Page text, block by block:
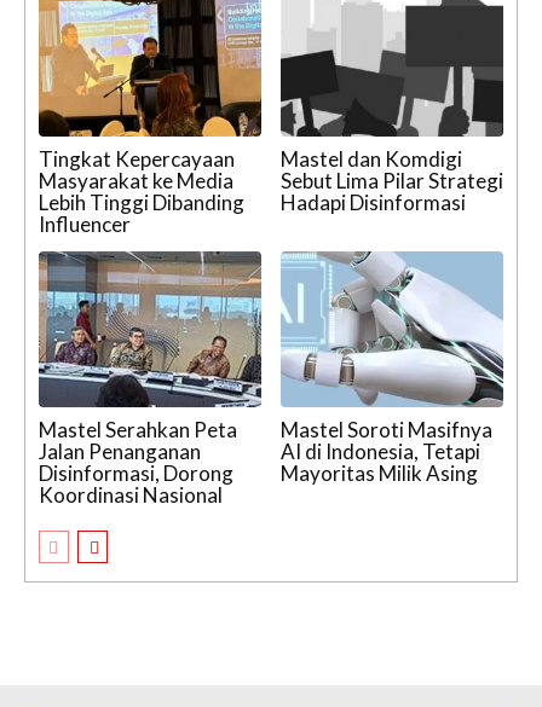
Tingkat Kepercayaan
Masyarakat ke Media
Lebih Tinggi Dibanding
Influencer
Mastel dan Komdigi
Sebut Lima Pilar Strategi
Hadapi Disinformasi
Mastel Serahkan Peta
Jalan Penanganan
Disinformasi, Dorong
Koordinasi Nasional
Mastel Soroti Masifnya
AI di Indonesia, Tetapi
Mayoritas Milik Asing